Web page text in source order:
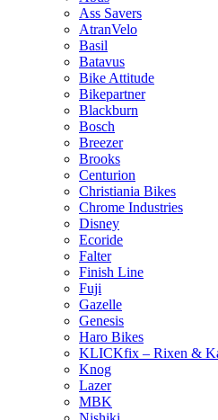
Ass Savers
AtranVelo
Basil
Batavus
Bike Attitude
Bikepartner
Blackburn
Bosch
Breezer
Brooks
Centurion
Christiania Bikes
Chrome Industries
Disney
Ecoride
Falter
Finish Line
Fuji
Gazelle
Genesis
Haro Bikes
KLICKfix – Rixen &
Knog
Lazer
MBK